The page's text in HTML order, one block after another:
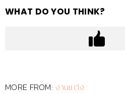
WHAT DO YOU THINK?
MORE FROM: งานแต่ง